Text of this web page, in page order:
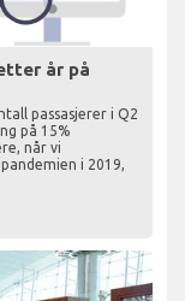
år på
passasjerer i Q2
på 15%
når vi
i 2019,